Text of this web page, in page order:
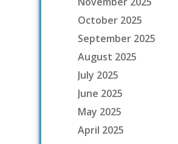
October 2025
September 2025
August 2025
July 2025
June 2025
May 2025
April 2025